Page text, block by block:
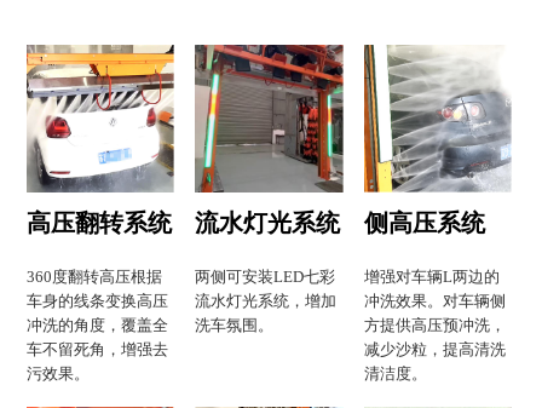
高压翻转系统
360度翻转高压根据
车身的线条变换高压
冲洗的角度，覆盖全
车不留死角，增强去
污效果。
流水灯光系统
两侧可安装LED七彩
流水灯光系统，增加
洗车氛围。
侧高压系统
增强对车辆L两边的
冲洗效果。对车辆侧
方提供高压预冲洗，
减少沙粒，提高清洗
清洁度。